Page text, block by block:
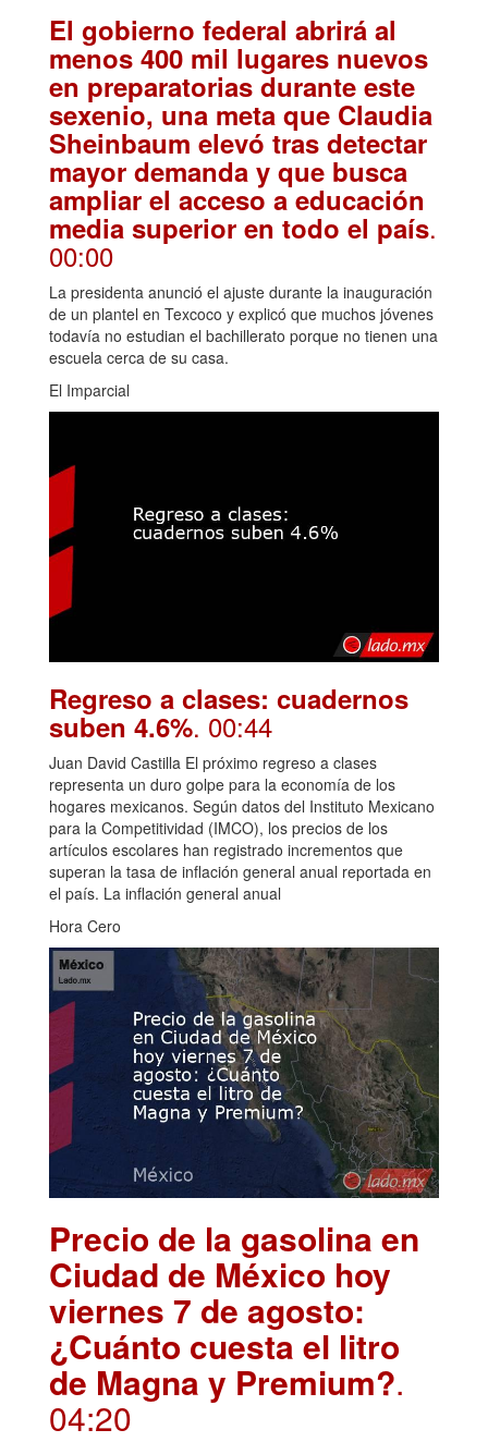
El gobierno federal abrirá al
menos 400 mil lugares nuevos
en preparatorias durante este
sexenio, una meta que Claudia
Sheinbaum elevó tras detectar
mayor demanda y que busca
ampliar el acceso a educación
media superior en todo el país.
00:00
La presidenta anunció el ajuste durante la inauguración
de un plantel en Texcoco y explicó que muchos jóvenes
todavía no estudian el bachillerato porque no tienen una
escuela cerca de su casa.
El Imparcial
Regreso a clases: cuadernos
suben 4.6%. 00:44
Juan David Castilla El próximo regreso a clases
representa un duro golpe para la economía de los
hogares mexicanos. Según datos del Instituto Mexicano
para la Competitividad (IMCO), los precios de los
artículos escolares han registrado incrementos que
superan la tasa de inflación general anual reportada en
el país. La inflación general anual
Hora Cero
Precio de la gasolina en
Ciudad de México hoy
viernes 7 de agosto:
¿Cuánto cuesta el litro
de Magna y Premium?.
04:20